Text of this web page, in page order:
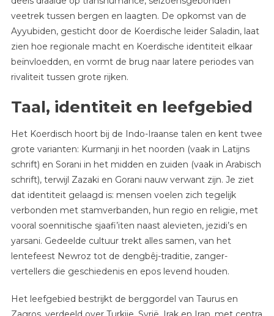
veetrek tussen bergen en laagten. De opkomst van de
Ayyubiden, gesticht door de Koerdische leider Saladin, laat
zien hoe regionale macht en Koerdische identiteit elkaar
beïnvloedden, en vormt de brug naar latere periodes van
rivaliteit tussen grote rijken.
Taal, identiteit en leefgebied
Het Koerdisch hoort bij de Indo-Iraanse talen en kent twee
grote varianten: Kurmanji in het noorden (vaak in Latijns
schrift) en Sorani in het midden en zuiden (vaak in Arabisch
schrift), terwijl Zazaki en Gorani nauw verwant zijn. Je ziet
dat identiteit gelaagd is: mensen voelen zich tegelijk
verbonden met stamverbanden, hun regio en religie, met
vooral soennitische sjaafi’iten naast alevieten, jezidi’s en
yarsani. Gedeelde cultuur trekt alles samen, van het
lentefeest Newroz tot de dengbêj-traditie, zanger-
vertellers die geschiedenis en epos levend houden.
Het leefgebied bestrijkt de berggordel van Taurus en